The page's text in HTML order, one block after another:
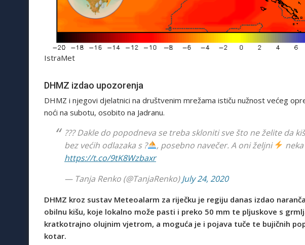
IstraMet
DHMZ izdao upozorenja
DHMZ i njegovi djelatnici na društvenim mrežama ističu nužnost većeg
noći na subotu, osobito na Jadranu.
??? Dakle do popodneva se treba skloniti sve što ne želite da
bez većih odlazaka s ?
, posebno navečer. A oni željni
https://t.co/9tK8Wzbaxr
— Tanja Renko (@TanjaRenko)July 24, 2020
DHMZ kroz sustav Meteoalarm za riječku je regiju danas izdao
obilnu kišu, koje lokalno može pasti i preko 50 mm te pljuskove s
kratkotrajno olujnim vjetrom, a moguća je i pojava tuče te bujičnih
kotar.